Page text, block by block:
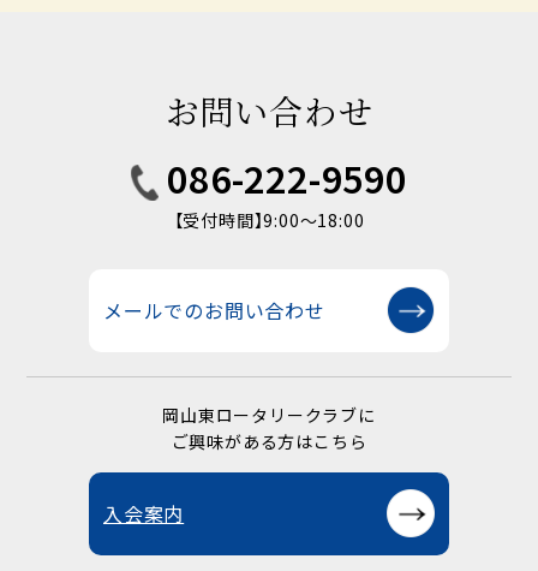
お問い合わせ
086-222-9590
【受付時間】9:00〜18:00
メールでのお問い合わせ
岡山東ロータリークラブに
ご興味がある方はこちら
入会案内